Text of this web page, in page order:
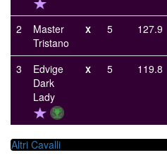
2
Master
Tristano
X 5 127.9
3
Edvige
Dark
Lady
X 5 119.8
Altri Cavalli